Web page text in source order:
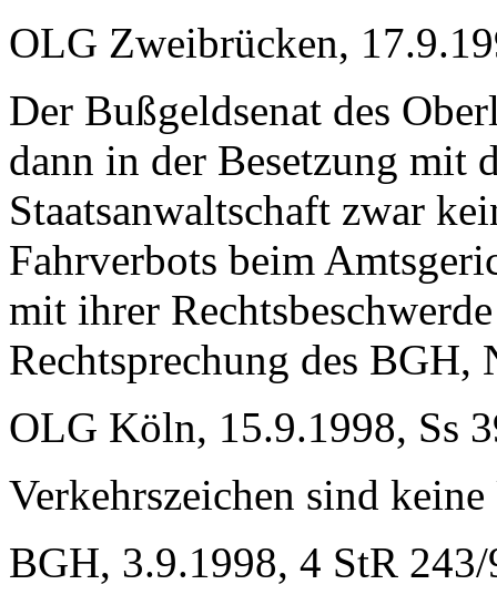
OLG Zweibrücken,
Der Bußgeldsenat des
dann in der Besetzung mit
Staatsanwaltschaft zwar
Fahrverbots beim
mit ihrer
Rechtsprechung des BGH,
OLG Köln, 15.9.1998, Ss
Verkehrszeichen sind
BGH, 3.9.1998, 4 StR